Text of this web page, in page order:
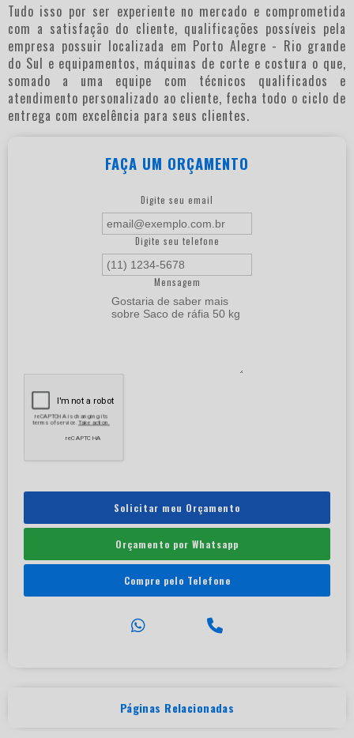
Tudo isso por ser experiente no mercado e comprometida
com a satisfação do cliente, qualificações possíveis pela
empresa possuir localizada em Porto Alegre - Rio grande
do Sul e equipamentos, máquinas de corte e costura o que,
somado a uma equipe com técnicos qualificados e
atendimento personalizado ao cliente, fecha todo o ciclo de
entrega com excelência para seus clientes.
FAÇA UM ORÇAMENTO
Digite seu email
Digite seu telefone
Mensagem
Solicitar meu Orçamento
Orçamento por Whatsapp
Compre pelo Telefone
Páginas Relacionadas